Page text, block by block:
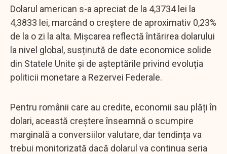
Dolarul american s-a apreciat de la 4,3734 lei la
4,3833 lei, marcând o creștere de aproximativ 0,23%
de la o zi la alta. Mișcarea reflectă întărirea dolarului
la nivel global, susținută de date economice solide
din Statele Unite și de așteptările privind evoluția
politicii monetare a Rezervei Federale.
Pentru românii care au credite, economii sau plăți în
dolari, această creștere înseamnă o scumpire
marginală a conversiilor valutare, dar tendința va
trebui monitorizată dacă dolarul va continua seria